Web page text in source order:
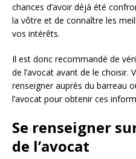
chances d’avoir déjà été
la vôtre et de connaître les
vos intérêts.
Il est donc recommandé de
de l’avocat avant de le choisir.
renseigner auprès du barreau
l’avocat pour obtenir ces
Se renseigner
de l’avocat